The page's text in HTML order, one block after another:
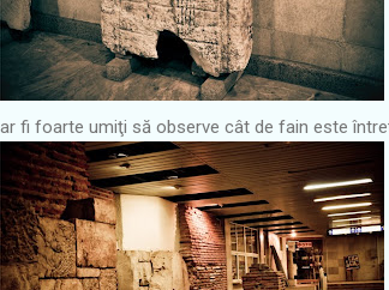
fi foarte umiţi să observe cât de fain este